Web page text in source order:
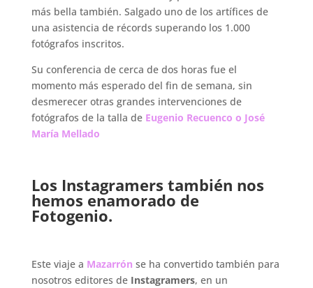
más bella también. Salgado uno de los artífices de
una asistencia de récords superando los 1.000
fotógrafos inscritos.
Su conferencia de cerca de dos horas fue el
momento más esperado del fin de semana, sin
desmerecer otras grandes intervenciones de
fotógrafos de la talla de Eugenio Recuenco o José
María Mellado
Los Instagramers también nos
hemos enamorado de
Fotogenio.
Este viaje a Mazarrón se ha convertido también para
nosotros editores de Instagramers, en un